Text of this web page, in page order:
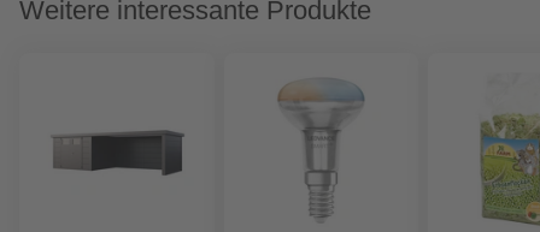
Weitere interessante Produkte